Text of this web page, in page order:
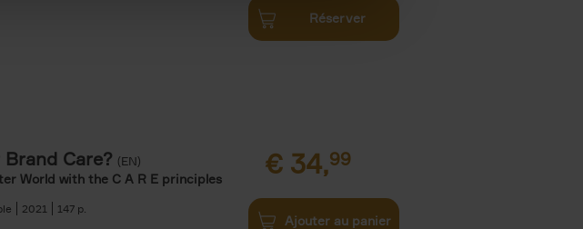
Réserver
Brand Care? (EN)
World with the C A R E principles
2021 147
€ 34,99
Ajouter au panier